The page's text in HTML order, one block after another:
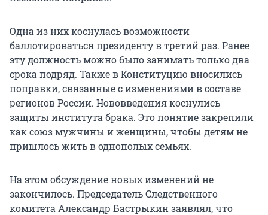
Одна из них коснулась возможности
баллотироваться президенту в третий раз. Ранее
эту должность можно было занимать только два
срока подряд. Также в Конституцию вносились
поправки, связанные с изменениями в составе
регионов России. Нововведения коснулись
защиты института брака. Это понятие закрепили
как союз мужчины и женщины, чтобы детям не
пришлось жить в однополых семьях.
На этом обсуждение новых изменений не
закончилось. Председатель Следственного
комитета Александр Бастрыкин заявлял, что